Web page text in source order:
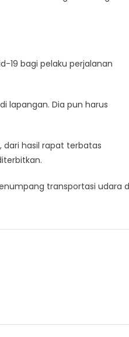
19 bagi pelaku perjalanan
lapangan. Dia pun harus
dari hasil rapat terbatas
transportasi udara